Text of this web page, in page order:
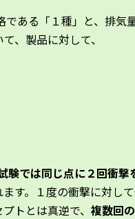
ある「１種」と、排気
、製品に対して、
験では同じ点に２回衝撃
す。１度の衝撃に対し
トとは真逆で、 複数回